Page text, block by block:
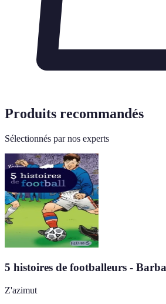
Produits recommandés
Sélectionnés par nos experts
5 histoires de footballeurs -
Z'azimut